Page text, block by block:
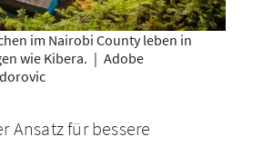
im Nairobi County leben in
wie Kibera. | Adobe
Ansatz für bessere